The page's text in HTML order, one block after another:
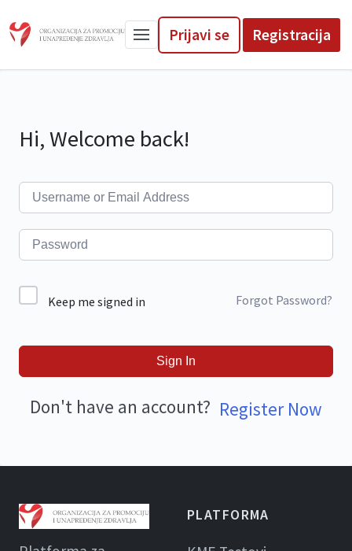
Prijavi se Registracija
Hi, Welcome back!
Keep me signed in Forgot Password?
Sign In
Don't have an account? Register Now
PLATFORMA